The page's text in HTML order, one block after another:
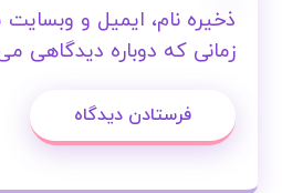
ذخیره نام، ایمیل و وبسایت
زمانی که دوباره دیدگاهی
فرستادن دیدگاه